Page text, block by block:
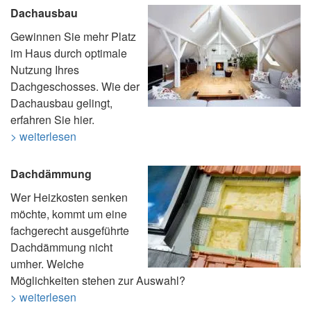
Dachausbau
Gewinnen Sie mehr Platz
im Haus durch optimale
Nutzung Ihres
Dachgeschosses. Wie der
Dachausbau gelingt,
erfahren Sie hier.
> weiterlesen
Dachdämmung
Wer Heizkosten senken
möchte, kommt um eine
fachgerecht ausgeführte
Dachdämmung nicht
umher. Welche
Möglichkeiten stehen zur Auswahl?
> weiterlesen